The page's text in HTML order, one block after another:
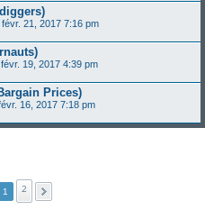
févr. 21, 2017 7:16 pm
19, 2017 4:39 pm
Prices)
16, 2017 7:18 pm
1 2